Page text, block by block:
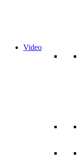
Video